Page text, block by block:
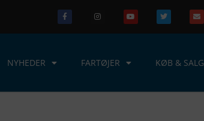
NYHEDER FARTØJER KØB & SALG